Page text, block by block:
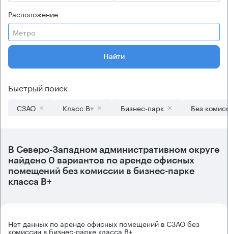
Расположение
Метро
Найти
Быстрый поиск
СЗАО Класс B+ Бизнес-парк Без
В Северо-Западном административном округе
найдено 0 вариантов по аренде офисных
помещений без комиссии в бизнес-парке
класса B+
Нет данных по аренде офисных помещений в СЗАО без
комиссии в бизнес-парке класса B+